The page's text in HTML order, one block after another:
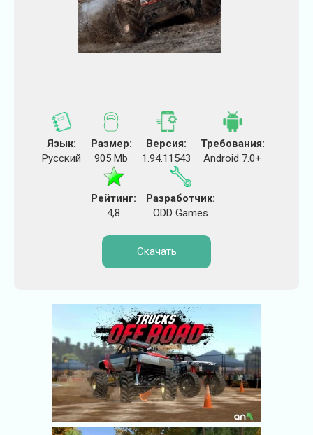
Язык:
Русский
Размер:
905 Mb
Версия:
1.94.11543
Требования:
Android 7.0+
Рейтинг:
4,8
Разработчик:
ODD Games
Скачать